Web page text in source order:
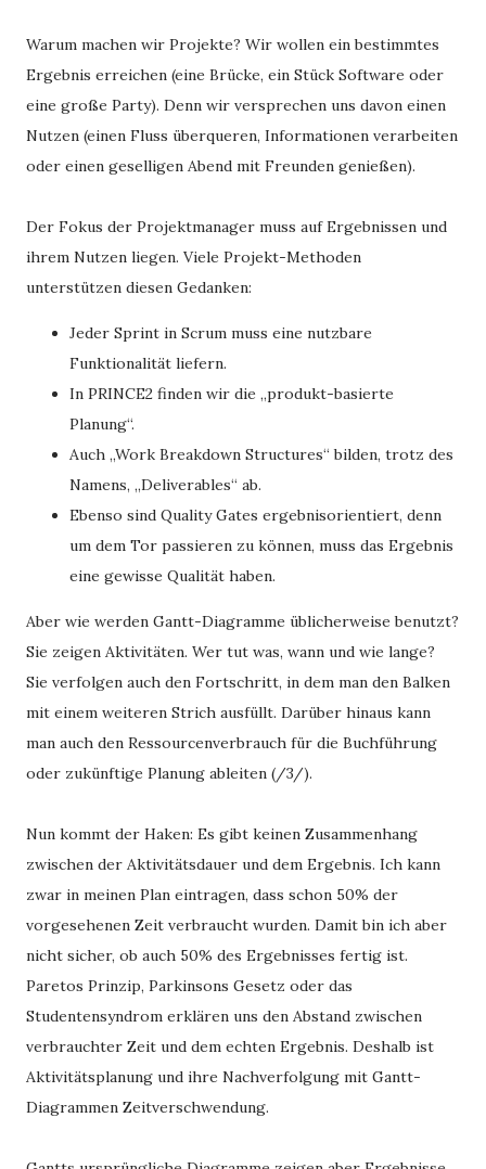
Warum machen wir Projekte? Wir wollen ein bestimmtes
Ergebnis erreichen (eine Brücke, ein Stück Software oder
eine große Party). Denn wir versprechen uns davon einen
Nutzen (einen Fluss überqueren, Informationen verarbeiten
oder einen geselligen Abend mit Freunden genießen).
Der Fokus der Projektmanager muss auf Ergebnissen und
ihrem Nutzen liegen. Viele Projekt-Methoden
unterstützen diesen Gedanken:
Jeder Sprint in Scrum muss eine nutzbare
Funktionalität liefern.
In PRINCE2 finden wir die „produkt-basierte
Planung“.
Auch „Work Breakdown Structures“ bilden, trotz des
Namens, „Deliverables“ ab.
Ebenso sind Quality Gates ergebnisorientiert, denn
um dem Tor passieren zu können, muss das Ergebnis
eine gewisse Qualität haben.
Aber wie werden Gantt-Diagramme üblicherweise benutzt?
Sie zeigen Aktivitäten. Wer tut was, wann und wie lange?
Sie verfolgen auch den Fortschritt, in dem man den Balken
mit einem weiteren Strich ausfüllt. Darüber hinaus kann
man auch den Ressourcenverbrauch für die Buchführung
oder zukünftige Planung ableiten (/3/).
Nun kommt der Haken: Es gibt keinen Zusammenhang
zwischen der Aktivitätsdauer und dem Ergebnis. Ich kann
zwar in meinen Plan eintragen, dass schon 50% der
vorgesehenen Zeit verbraucht wurden. Damit bin ich aber
nicht sicher, ob auch 50% des Ergebnisses fertig ist.
Paretos Prinzip, Parkinsons Gesetz oder das
Studentensyndrom erklären uns den Abstand zwischen
verbrauchter Zeit und dem echten Ergebnis. Deshalb ist
Aktivitätsplanung und ihre Nachverfolgung mit Gantt-
Diagrammen Zeitverschwendung.